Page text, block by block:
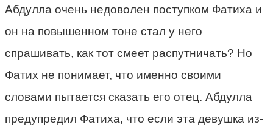
Абдулла очень недоволен поступком Фатиха и
он на повышенном тоне стал у него
спрашивать, как тот смеет распутничать? Но
Фатих не понимает, что именно своими
словами пытается сказать его отец. Абдулла
предупредил Фатиха, что если эта девушка из-